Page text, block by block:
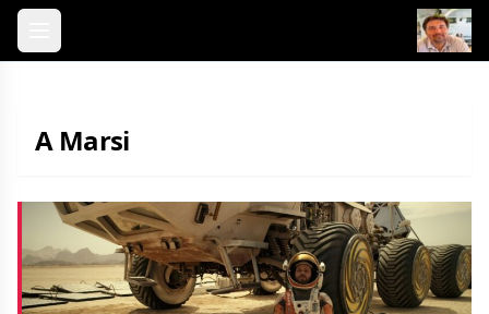
Skip to content
A Marsi